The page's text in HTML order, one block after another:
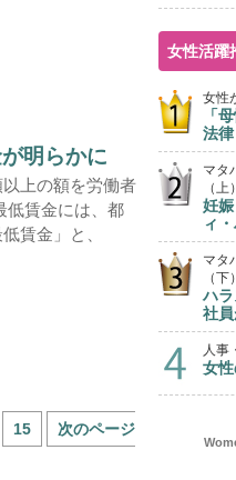
明らかに
上の額を労働者
賃金には、都
賃金」と、
15
次のページ
女性活躍
女性
「
法
マタ
（上）
妊
ィ
マタ
（下）
ハ
社
人事
女